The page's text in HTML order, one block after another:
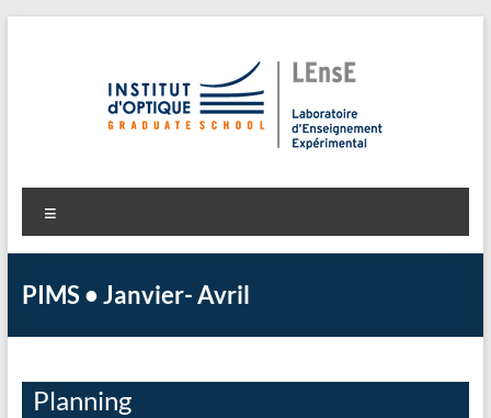
LEnsE
Laboratoire d'Enseignement Expérimental
PIMS • Janvier- Avril
Planning